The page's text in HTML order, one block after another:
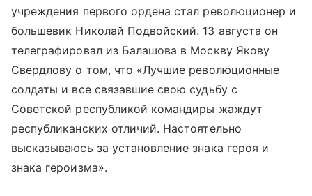
учреждения первого ордена стал революционер и
большевик Николай Подвойский. 13 августа он
телеграфировал из Балашова в Москву Якову
Свердлову о том, что «Лучшие революционные
солдаты и все связавшие свою судьбу с
Советской республикой командиры жаждут
республиканских отличий. Настоятельно
высказываюсь за установление знака героя и
знака героизма».